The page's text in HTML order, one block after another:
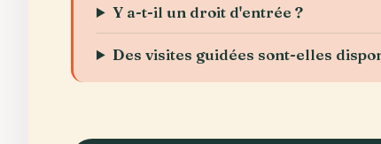
Y a-t-il un droit d'entrée ?
Des visites guidées sont-elles